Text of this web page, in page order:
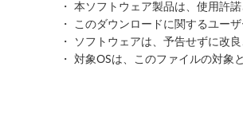
・ 本ソフトウェア製品は、使用許
・ このダウンロードに関するユー
・ ソフトウェアは、予告せずに改
・ 対象OSは、このファイルの対象